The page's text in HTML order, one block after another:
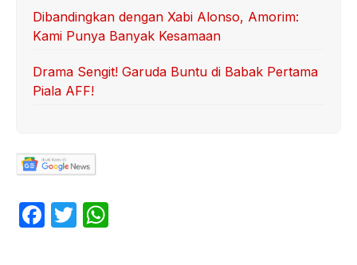
Dibandingkan dengan Xabi Alonso, Amorim:
Kami Punya Banyak Kesamaan
Drama Sengit! Garuda Buntu di Babak Pertama
Piala AFF!
F
T